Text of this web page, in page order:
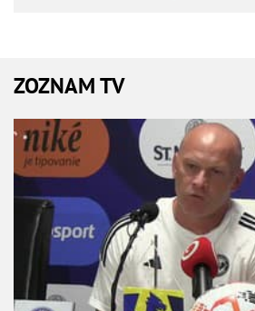
ZOZNAM TV